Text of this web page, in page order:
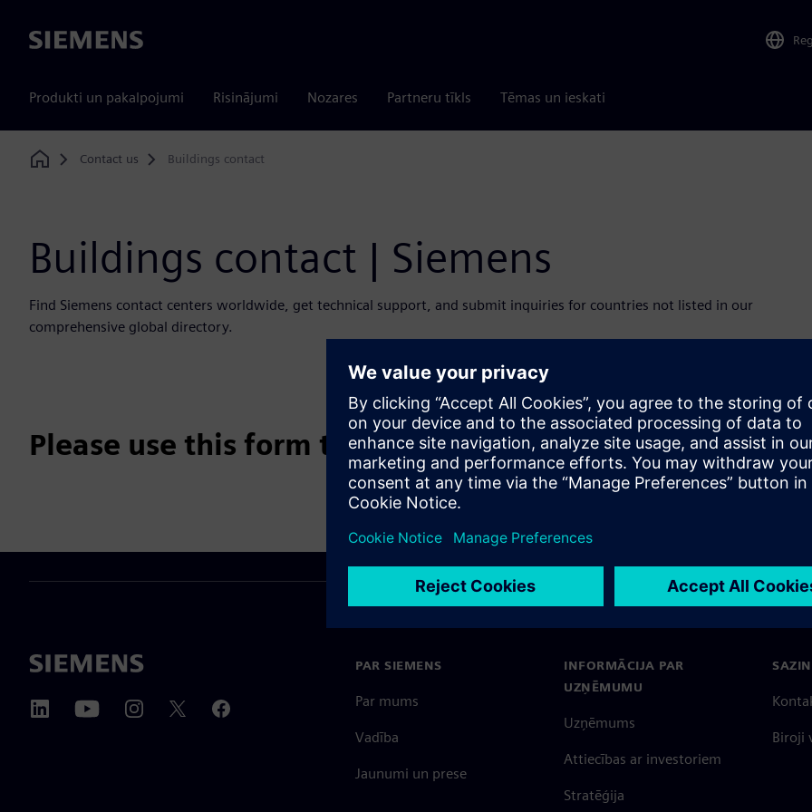
Siemens
Produkti un pakalpojumi Risinājumi Nozares Partneru tīkls Tēmas un ieskati
Home
Contact us Buildings contact
Buildings contact | Siemens
Find Siemens contact centers worldwide, get technical support, and submit inquiries for countries not listed in our
comprehensive global directory.
Please use this form to submit an inquiry
PAR SIEMENS
Par mums
Vadība
Jaunumi un prese
INFORMĀCIJA PAR
UZŅĒMUMU
Uzņēmums
Attiecības ar investoriem
Stratēģija
Biroji